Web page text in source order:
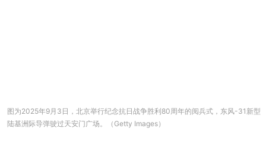
图为2025年9月3日，北京举行纪念抗日战争胜利80周年的阅兵式，东风-31新型
陆基洲际导弹驶过天安门广场。（Getty Images）